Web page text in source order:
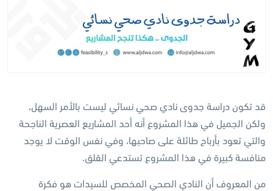
قد تكون دراسة جدوى نادي صحي نسائي ليست بالأمر السهل،
ولكن الجميل في هذا المشروع أنه أحد المشاريع العصرية الناجحة
والتي تعود بأرباح طائلة على صاحبها، وفي نفس الوقت لا يوجد
منافسة كبيرة في هذا المشروع تستدعي القلق.
من المعروف أن النادي الصحي المخصص للسيدات هو فكرة